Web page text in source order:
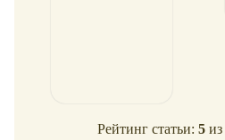
Рейтинг статьи: 5 из